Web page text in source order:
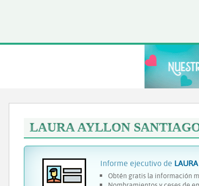
LAURA AYLLON
Informe ejecutivo de
Obtén gratis la información